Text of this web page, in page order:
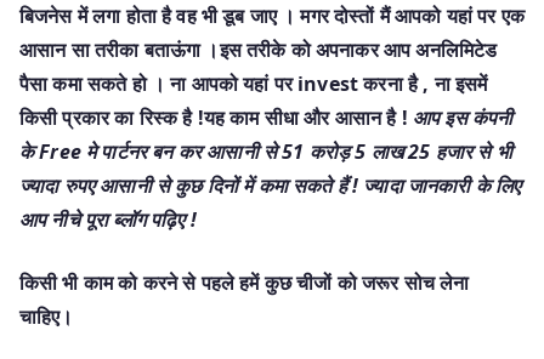
बिजनेस में लगा होता है वह भी डूब जाए । मगर दोस्तों मैं आपको यहां पर एक
आसान सा तरीका बताऊंगा ।इस तरीके को अपनाकर आप अनलिमिटेड
पैसा कमा सकते हो । ना आपको यहां पर invest करना है , ना इसमें
किसी प्रकार का रिस्क है !यह काम सीधा और आसान है ! आप इस कंपनी
के Free मे पार्टनर बन कर आसानी से 51 करोड़ 5 लाख 25 हजार से भी
ज्यादा रुपए आसानी से कुछ दिनों में कमा सकते हैं ! ज्यादा जानकारी के लिए
आप नीचे पूरा ब्लॉग पढ़िए !
किसी भी काम को करने से पहले हमें कुछ चीजों को जरूर सोच लेना
चाहिए।